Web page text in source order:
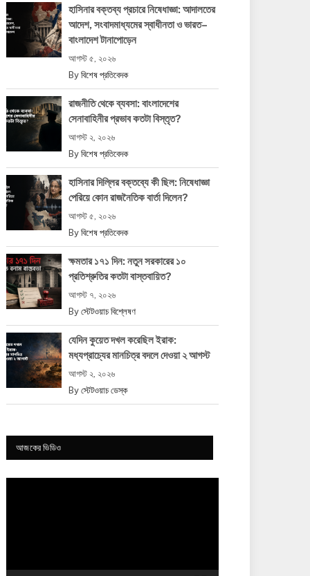
হাসিনার বক্তব্য প্রচারে নিষেধাজ্ঞা: আদালতের
আদেশ, সংবাদমাধ্যমের স্বাধীনতা ও ভারত–
বাংলাদেশ টানাপোড়েন
আগস্ট ৫, ২০২৬
By বিশেষ প্রতিবেদক
রাজনীতি থেকে ব্যবসা: বাংলাদেশের
সেনাবাহিনীর প্রভাব কতটা বিস্তৃত?
আগস্ট ২, ২০২৬
By বিশেষ প্রতিবেদক
হাসিনার দিল্লির বক্তব্যে কী ছিল: নিষেধাজ্ঞা
পেরিয়ে কোন রাজনৈতিক বার্তা দিলেন?
আগস্ট ৫, ২০২৬
By বিশেষ প্রতিবেদক
ক্ষমতার ১৭১ দিন: নতুন সরকারের ১০
প্রতিশ্রুতির কতটা বাস্তবায়িত?
আগস্ট ৭, ২০২৬
By স্টেটওয়াচ বিশ্লেষণ
যেদিন কুয়েত দখল করেছিল ইরাক:
মধ্যপ্রাচ্যের মানচিত্র বদলে দেওয়া ২ আগস্ট
আগস্ট ২, ২০২৬
By স্টেটওয়াচ ডেস্ক
আজকের ভিডিও